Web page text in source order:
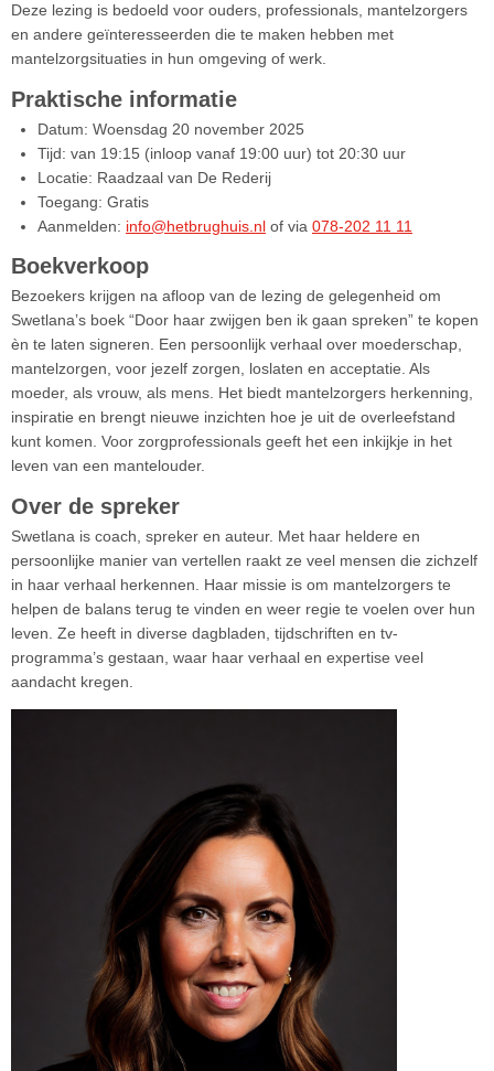
Deze lezing is bedoeld voor ouders, professionals, mantelzorgers
en andere geïnteresseerden die te maken hebben met
mantelzorgsituaties in hun omgeving of werk.
Praktische informatie
Datum: Woensdag 20 november 2025
Tijd: van 19:15 (inloop vanaf 19:00 uur) tot 20:30 uur
Locatie: Raadzaal van De Rederij
Toegang: Gratis
Aanmelden: info@hetbrughuis.nl of via 078-202 11 11
Boekverkoop
Bezoekers krijgen na afloop van de lezing de gelegenheid om
Swetlana’s boek “Door haar zwijgen ben ik gaan spreken” te kopen
èn te laten signeren. Een persoonlijk verhaal over moederschap,
mantelzorgen, voor jezelf zorgen, loslaten en acceptatie. Als
moeder, als vrouw, als mens. Het biedt mantelzorgers herkenning,
inspiratie en brengt nieuwe inzichten hoe je uit de overleefstand
kunt komen. Voor zorgprofessionals geeft het een inkijkje in het
leven van een mantelouder.
Over de spreker
Swetlana is coach, spreker en auteur. Met haar heldere en
persoonlijke manier van vertellen raakt ze veel mensen die zichzelf
in haar verhaal herkennen. Haar missie is om mantelzorgers te
helpen de balans terug te vinden en weer regie te voelen over hun
leven. Ze heeft in diverse dagbladen, tijdschriften en tv-
programma’s gestaan, waar haar verhaal en expertise veel
aandacht kregen.